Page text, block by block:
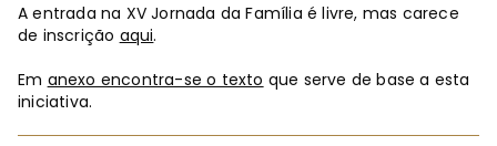
A entrada na XV Jornada da Família é livre, mas carece
de inscrição aqui.
Em anexo encontra-se o texto que serve de base a esta
iniciativa.